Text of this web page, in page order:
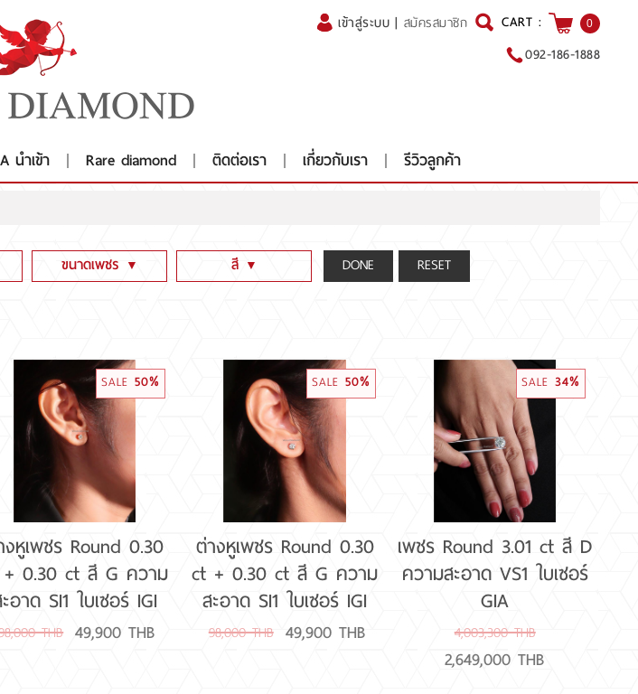
เข้าสู่ระบบ | สมัครสมาชิก CART : 0
092-186-1888
นำเข้า Rare diamond ติดต่อเรา เกี่ยวกับเรา รีวิวลูกค้า
ขนาดเพชร ▼
2CT - 2.99CT
3CT - 3.99CT
4CT - 5.99CT
6CT ขึ้นไป
สี ▼
D E F (น้ำ 100-99-98)(Colorless)
G H I J (น้ำ 97-96-95-94)(Nearcolorless)
K-Z (น้ำ 93 และต่ำกว่า)
SALE 50%
หูเพชร Round 0.30
0.30 ct สี G ความ
อาด SI1 ใบเซอร์ IGI
THB 49,900 THB
SALE 50%
ต่างหูเพชร Round 0.30
ct + 0.30 ct สี G ความ
สะอาด SI1 ใบเซอร์ IGI
98,000 THB 49,900 THB
SALE 34%
เพชร Round 3.01 ct สี D
ความสะอาด VS1 ใบเซอร์
GIA
4,003,300 THB
2,649,000 THB